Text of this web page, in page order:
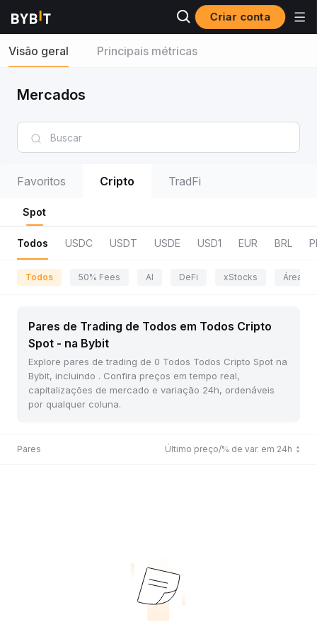
Criar conta
Visão geral Principais métricas
Mercados
Favoritos Cripto TradFi
Spot
Todos USDC USDT USDE USD1 EUR BRL
Todos 50% Fees AI DeFi xStocks Área da
Pares de Trading de Todos em Todos Cripto
Spot - na Bybit
Explore pares de trading de 0 Todos Todos Cripto Spot na
Bybit, incluindo . Confira preços em tempo real,
capitalizações de mercado e variação 24h, ordenáveis
por qualquer coluna.
Pares Último preço/% de var. em 24h